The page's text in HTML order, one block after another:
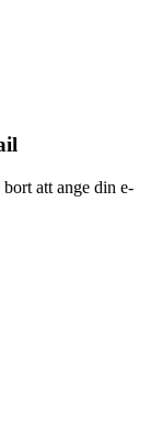
att ange din e-